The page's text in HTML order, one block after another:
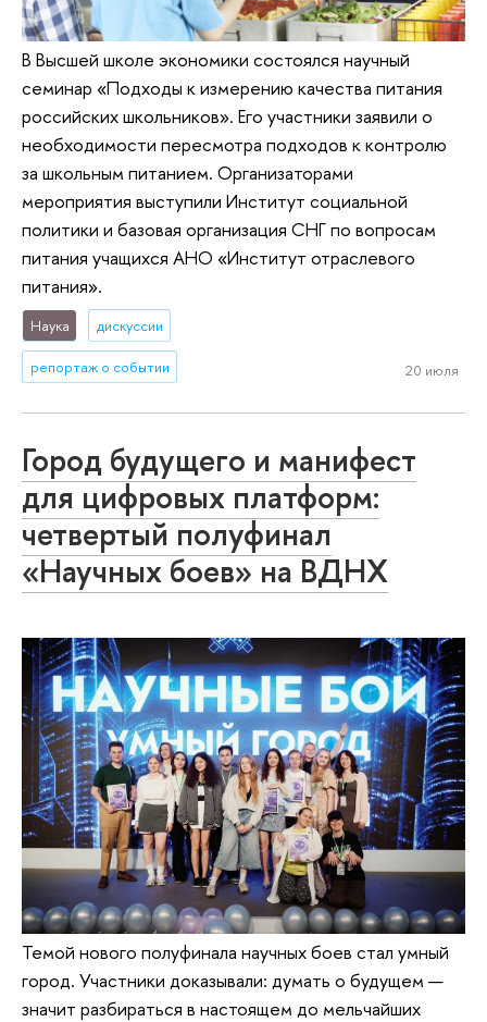
В Высшей школе экономики состоялся научный
семинар «Подходы к измерению качества питания
российских школьников». Его участники заявили о
необходимости пересмотра подходов к контролю
за школьным питанием. Организаторами
мероприятия выступили Институт социальной
политики и базовая организация СНГ по вопросам
питания учащихся АНО «Институт отраслевого
питания».
Наука дискуссии
репортаж о событии 20 июля
Город будущего и манифест
для цифровых платформ:
четвертый полуфинал
«Научных боев» на ВДНХ
Темой нового полуфинала научных боев стал умный
город. Участники доказывали: думать о будущем —
значит разбираться в настоящем до мельчайших